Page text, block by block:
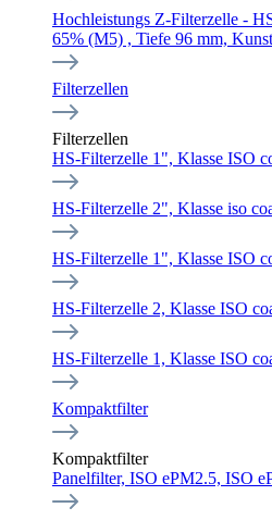
Hochleistungs Z-Filterzelle -
65% (M5) , Tiefe 96 mm,
Filterzellen
Filterzellen
HS-Filterzelle 1", Klasse ISO
HS-Filterzelle 2", Klasse iso
HS-Filterzelle 1", Klasse ISO
HS-Filterzelle 2, Klasse ISO
HS-Filterzelle 1, Klasse ISO
Kompaktfilter
Kompaktfilter
Panelfilter, ISO ePM2.5, ISO